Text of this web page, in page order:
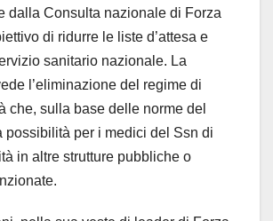
dalla Consulta nazionale di Forza
di ridurre le liste d’attesa e
sanitario nazionale. La
l’eliminazione del regime di
che, sulla base delle norme del
possibilità per i medici del Ssn di
in altre strutture pubbliche o